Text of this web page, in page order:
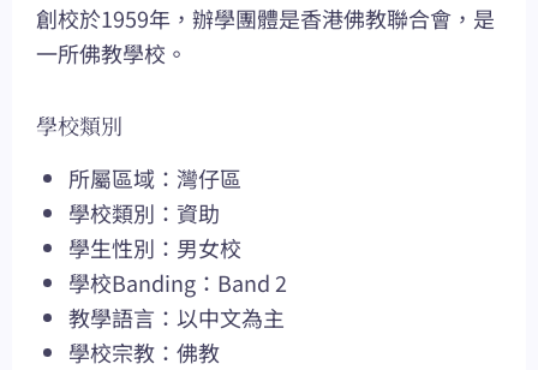
創校於1959年，辦學團體是香港佛教聯合會，是
一所佛教學校。
學校類別
所屬區域：灣仔區
學校類別：資助
學生性別：男女校
學校Banding：Band 2
教學語言：以中文為主
學校宗教：佛教